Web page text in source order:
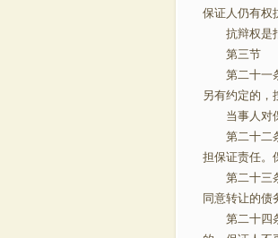
保证人仍有
抗辩权是指
第三节
第二十一条
另有约定的
当事人对保
第二十二条
担保证责任。
第二十三条
同意转让的债
第二十四条